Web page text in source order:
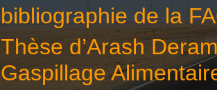
bibliographie de la
Thèse d’Arash
Gaspillage